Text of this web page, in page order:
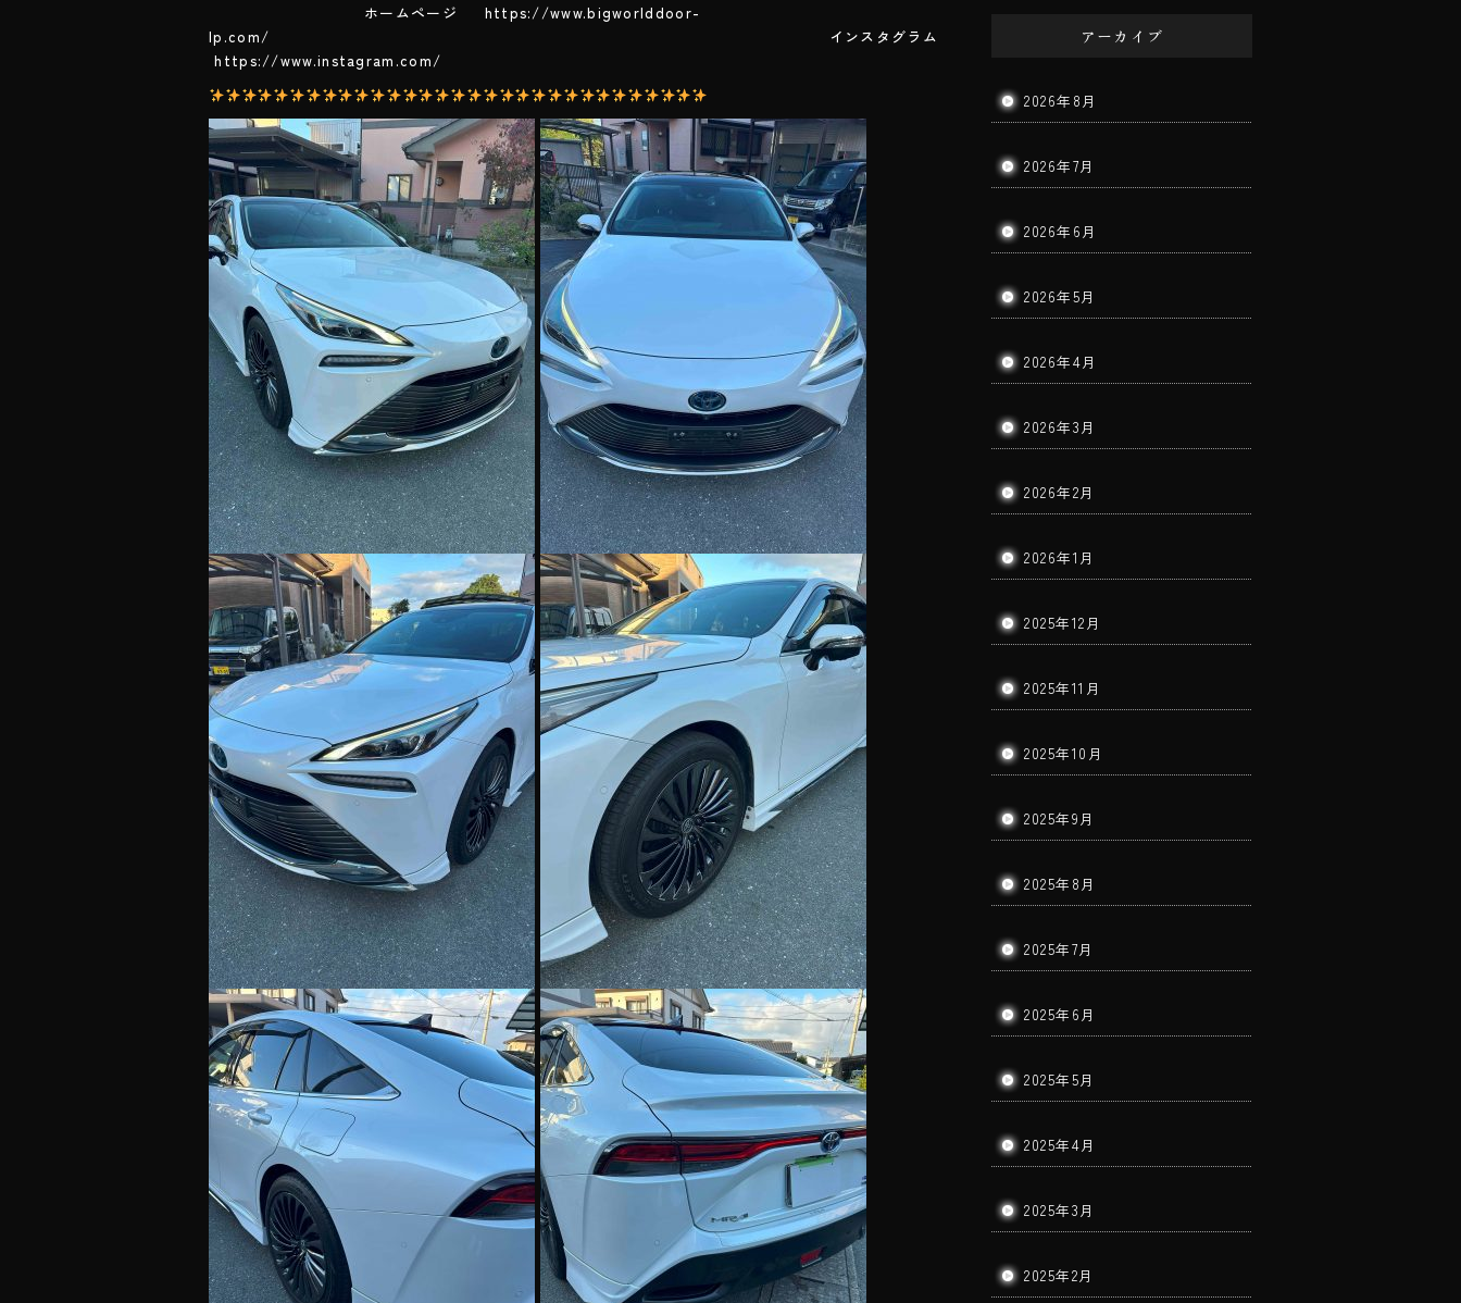
ホームページ https://www.bigworlddoor-
lp.com/ インスタグラム
https://www.instagram.com/
アーカイブ
2026年8月
2026年7月
2026年6月
2026年5月
2026年4月
2026年3月
2026年2月
2026年1月
2025年12月
2025年11月
2025年10月
2025年9月
2025年8月
2025年7月
2025年6月
2025年5月
2025年4月
2025年3月
2025年2月